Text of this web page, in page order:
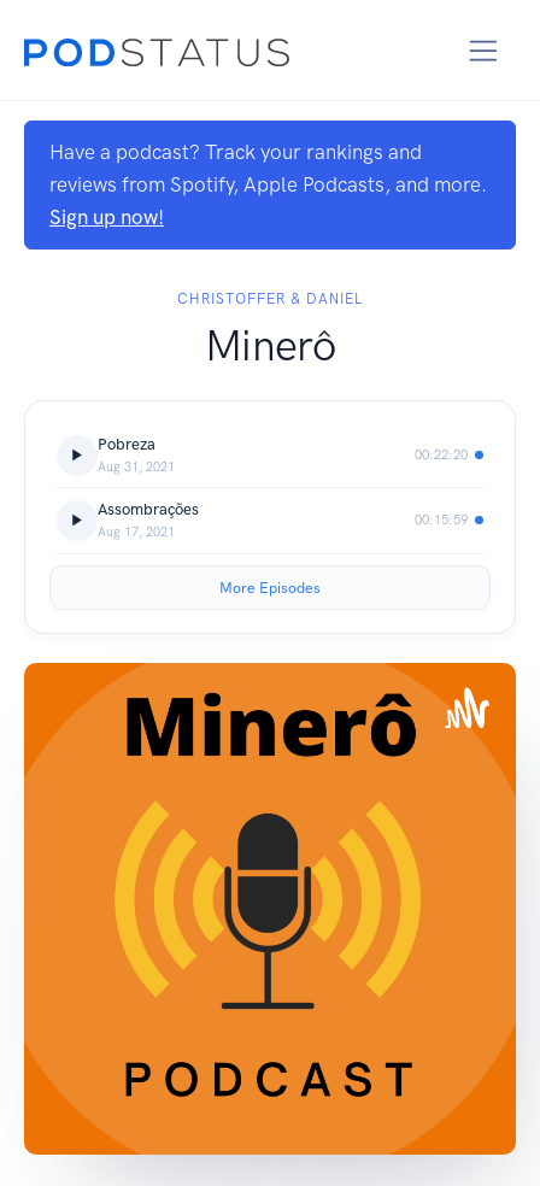
Have a podcast? Track your rankings and
reviews from Spotify, Apple Podcasts, and more.
Sign up now!
CHRISTOFFER & DANIEL
Minerô
Pobreza
Aug 31, 2021
00:22:20
Assombrações
Aug 17, 2021
00:15:59
More Episodes